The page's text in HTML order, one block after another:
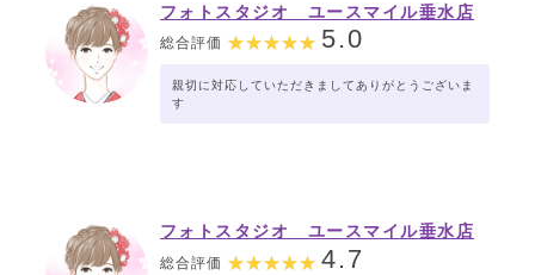
フォトスタジオ ユースマイル垂水店
総合評価 5.0
親切に対応していただきましてありがとうございま
す
フォトスタジオ ユースマイル垂水店
総合評価 4.7